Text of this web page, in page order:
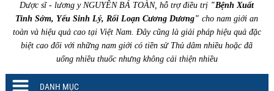
Dược sĩ - lương y NGUYỄN BÁ TOÀN, hỗ trợ điều trị "Bệnh Xuất
Tinh Sớm, Yếu Sinh Lý, Rối Loạn Cương Dương" cho nam giới an
toàn và hiệu quả cao tại Việt Nam. Đây cũng là giải pháp hiệu quả đặc
biệt cao đối với những nam giới có tiền sử Thủ dâm nhiều hoặc đã
uống nhiều thuốc nhưng không cải thiện nhiều
DANH MỤC